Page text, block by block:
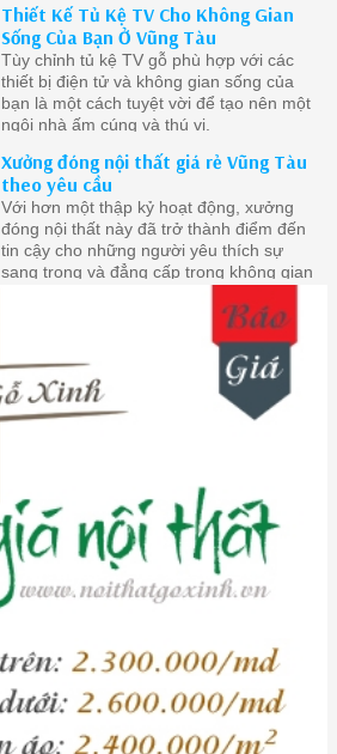
Thiết Kế Tủ Kệ TV Cho Không Gian
Sống Của Bạn Ở Vũng Tàu
Tùy chỉnh tủ kệ TV gỗ phù hợp với các
thiết bị điện tử và không gian sống của
bạn là một cách tuyệt vời để tạo nên một
ngôi nhà ấm cúng và thú vị.
Xưởng đóng nội thất giá rẻ Vũng Tàu
theo yêu cầu
Với hơn một thập kỷ hoạt động, xưởng
đóng nội thất này đã trở thành điểm đến
tin cậy cho những người yêu thích sự
sang trọng và đẳng cấp trong không gian